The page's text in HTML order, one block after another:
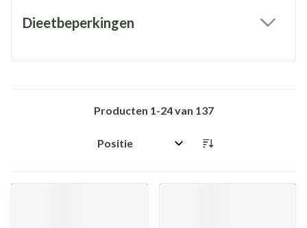
Dieetbeperkingen
Producten 1-24van 137
Sorteer op: